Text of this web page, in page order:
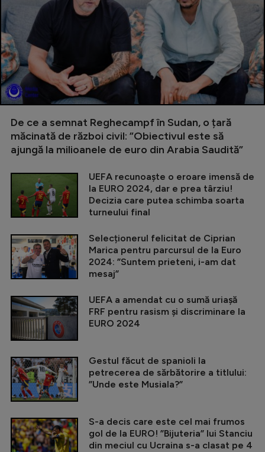
De ce a semnat Reghecampf în Sudan, o țară
măcinată de război civil: ”Obiectivul este să
ajungă la milioanele de euro din Arabia Saudită”
UEFA recunoaște o eroare imensă de
la EURO 2024, dar e prea târziu!
Decizia care putea schimba soarta
turneului final
Selecționerul felicitat de Ciprian
Marica pentru parcursul de la Euro
2024: ”Suntem prieteni, i-am dat
mesaj”
UEFA a amendat cu o sumă uriașă
FRF pentru rasism și discriminare la
EURO 2024
Gestul făcut de spanioli la
petrecerea de sărbătorire a titlului:
”Unde este Musiala?”
S-a decis care este cel mai frumos
gol de la EURO! ”Bijuteria” lui Stanciu
din meciul cu Ucraina s-a clasat pe 4